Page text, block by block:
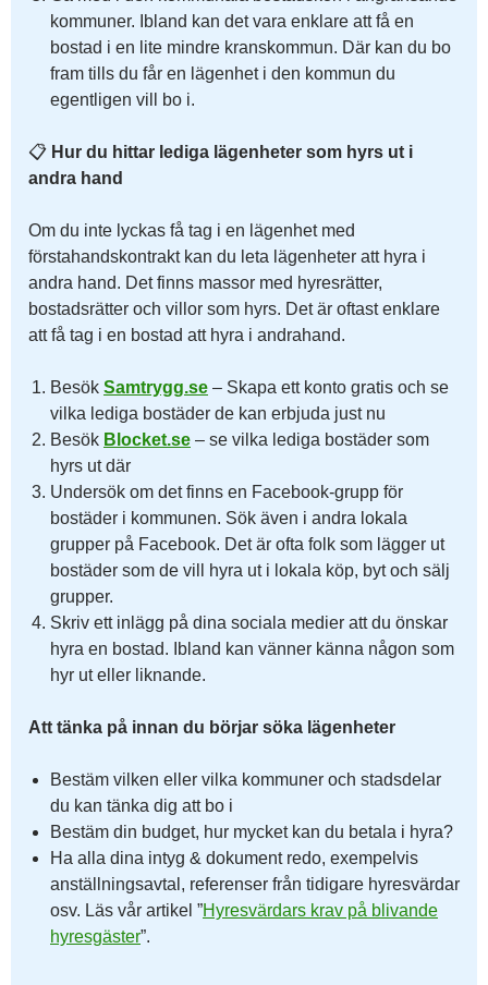
kommuner. Ibland kan det vara enklare att få en
bostad i en lite mindre kranskommun. Där kan du bo
fram tills du får en lägenhet i den kommun du
egentligen vill bo i.
📋 Hur du hittar lediga lägenheter som hyrs ut i
andra hand
Om du inte lyckas få tag i en lägenhet med
förstahandskontrakt kan du leta lägenheter att hyra i
andra hand. Det finns massor med hyresrätter,
bostadsrätter och villor som hyrs. Det är oftast enklare
att få tag i en bostad att hyra i andrahand.
Besök Samtrygg.se – Skapa ett konto gratis och se
vilka lediga bostäder de kan erbjuda just nu
Besök Blocket.se – se vilka lediga bostäder som
hyrs ut där
Undersök om det finns en Facebook-grupp för
bostäder i kommunen. Sök även i andra lokala
grupper på Facebook. Det är ofta folk som lägger ut
bostäder som de vill hyra ut i lokala köp, byt och sälj
grupper.
Skriv ett inlägg på dina sociala medier att du önskar
hyra en bostad. Ibland kan vänner känna någon som
hyr ut eller liknande.
Att tänka på innan du börjar söka lägenheter
Bestäm vilken eller vilka kommuner och stadsdelar
du kan tänka dig att bo i
Bestäm din budget, hur mycket kan du betala i hyra?
Ha alla dina intyg & dokument redo, exempelvis
anställningsavtal, referenser från tidigare hyresvärdar
osv. Läs vår artikel ”Hyresvärdars krav på blivande
hyresgäster”.